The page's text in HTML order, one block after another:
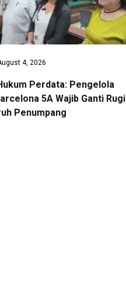
4, 2026
Perdata: Pengelola
5A Wajib Ganti Rugi
Penumpang